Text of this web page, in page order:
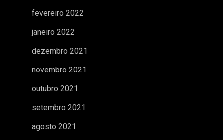
fevereiro 2022
janeiro 2022
dezembro 2021
novembro 2021
outubro 2021
setembro 2021
agosto 2021